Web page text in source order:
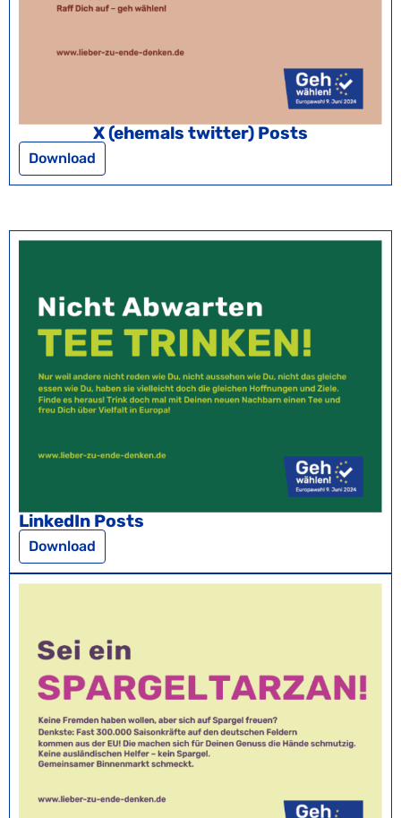
X (ehemals twitter) Posts
Download
LinkedIn Posts
Download